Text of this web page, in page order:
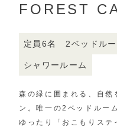
FOREST
定員6名 2ベッドルー
シャワールーム
森の緑に囲まれる、 自然
ン。唯一の2ベッドルー
ゆったり
「おこもりステ